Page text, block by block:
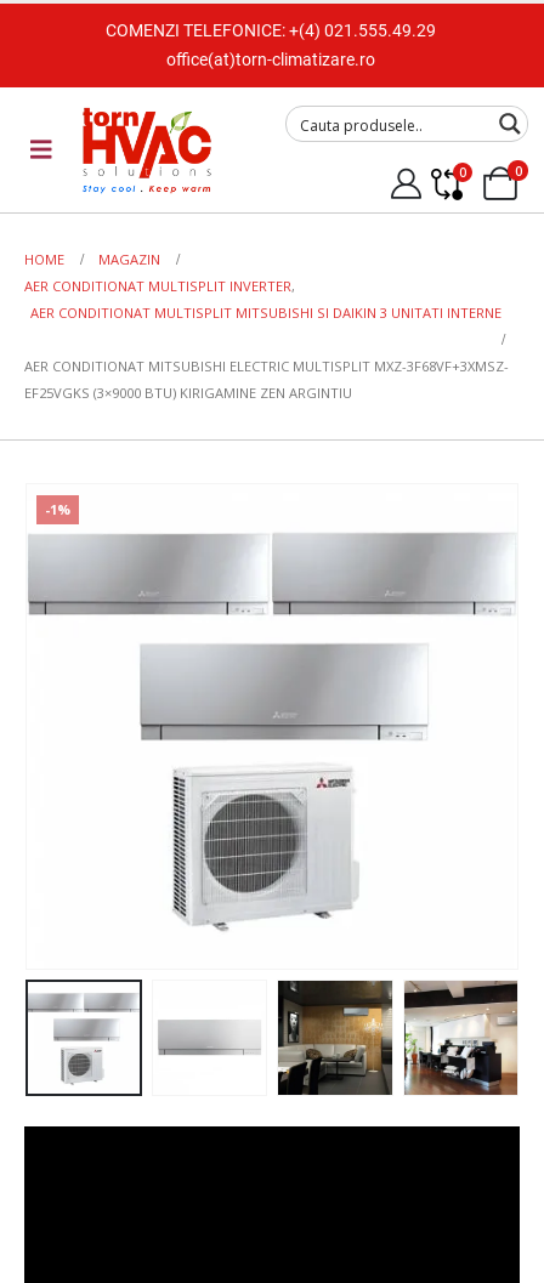
COMENZI TELEFONICE:+(4) 021.555.49.29
office(at)torn-climatizare.ro
0 0
HOME
MAGAZIN
AER CONDITIONAT MULTISPLIT INVERTER,
AER CONDITIONAT MULTISPLIT MITSUBISHI SI DAIKIN 3 UNITATI INTERNE
AER CONDITIONAT MITSUBISHI ELECTRIC MULTISPLIT MXZ-3F68VF+3XMSZ-
EF25VGKS (3×9000 BTU) KIRIGAMINE ZEN ARGINTIU
-1%